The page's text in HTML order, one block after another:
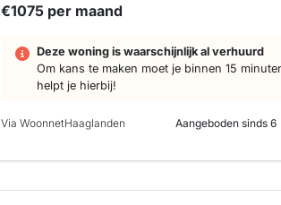
€1075 per maand
Deze woning is waarschijnlijk al verhuurd
Om kans te maken moet je binnen 15
helpt je hierbij!
Via WoonnetHaaglanden Aangeboden sinds 6